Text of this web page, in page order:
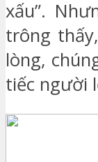
xấu”.
trông
lòng,
tiếc người